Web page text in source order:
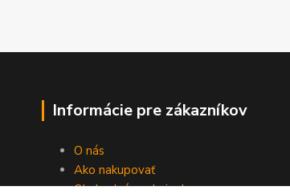
Informácie pre zákazníkov
O nás
Ako nakupovať
Obchodné podmienky